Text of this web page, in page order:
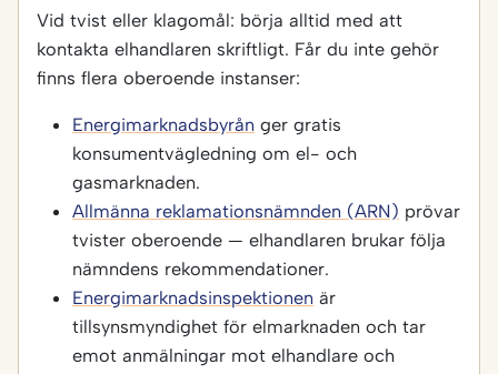
Vid tvist eller klagomål: börja alltid med att
kontakta elhandlaren skriftligt. Får du inte gehör
finns flera oberoende instanser:
Energimarknadsbyrån ger gratis
konsumentvägledning om el- och
gasmarknaden.
Allmänna reklamationsnämnden (ARN) prövar
tvister oberoende — elhandlaren brukar följa
nämndens rekommendationer.
Energimarknadsinspektionen är
tillsynsmyndighet för elmarknaden och tar
emot anmälningar mot elhandlare och